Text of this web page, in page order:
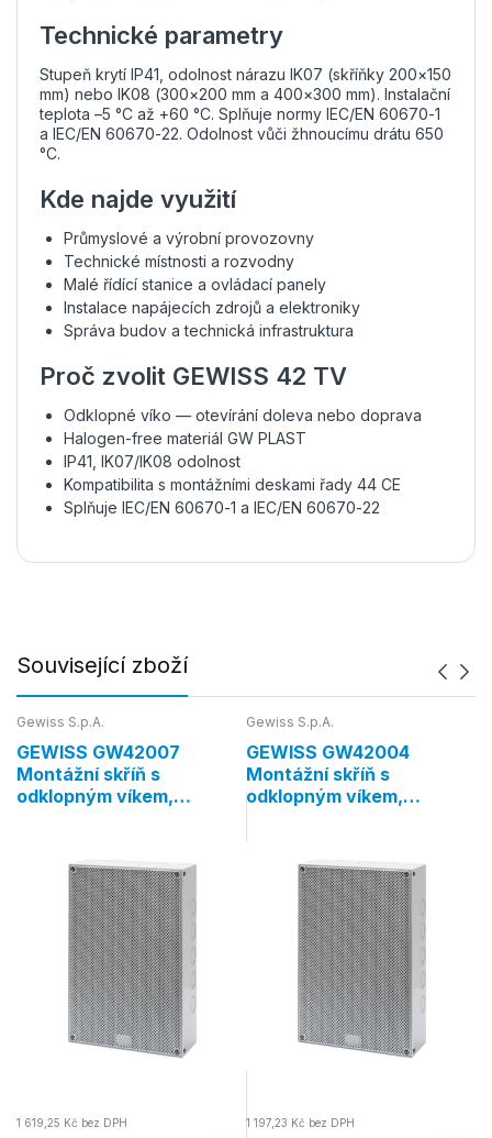
Technické parametry
Stupeň krytí IP41, odolnost nárazu IK07 (skříňky 200×150
mm) nebo IK08 (300×200 mm a 400×300 mm). Instalační
teplota –5 °C až +60 °C. Splňuje normy IEC/EN 60670-1
a IEC/EN 60670-22. Odolnost vůči žhnoucímu drátu 650
°C.
Kde najde využití
Průmyslové a výrobní provozovny
Technické místnosti a rozvodny
Malé řídící stanice a ovládací panely
Instalace napájecích zdrojů a elektroniky
Správa budov a technická infrastruktura
Proč zvolit GEWISS 42 TV
Odklopné víko — otevírání doleva nebo doprava
Halogen-free materiál GW PLAST
IP41, IK07/IK08 odolnost
Kompatibilita s montážními deskami řady 44 CE
Splňuje IEC/EN 60670-1 a IEC/EN 60670-22
Související zboží
Gewiss S.p.A.
GEWISS GW42007
Montážní skříň s
odklopným víkem,
1 619,25 Kč bez DPH
Gewiss S.p.A.
GEWISS GW42004
Montážní skříň s
odklopným víkem,
1 197,23 Kč bez DPH